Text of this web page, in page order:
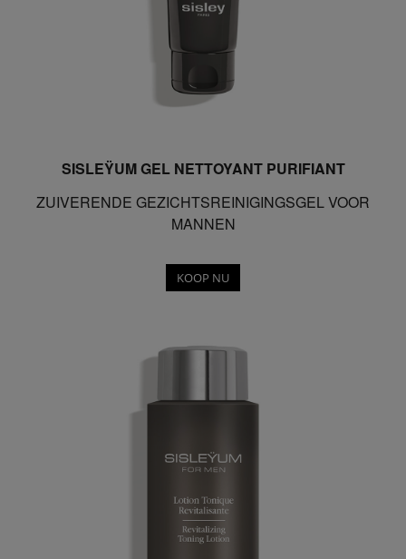
SISLEŸUM GEL NETTOYANT PURIFIANT
ZUIVERENDE GEZICHTSREINIGINGSGEL VOOR
MANNEN
KOOP NU